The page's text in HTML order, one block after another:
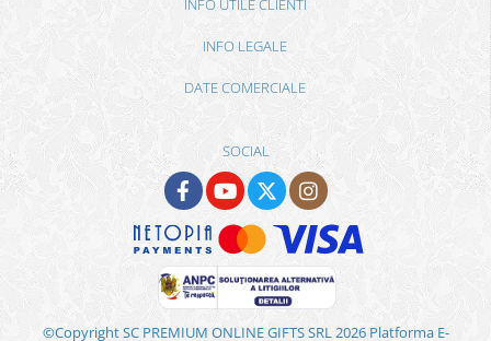
INFO UTILE CLIENTI
INFO LEGALE
DATE COMERCIALE
SOCIAL
©Copyright SC PREMIUM ONLINE GIFTS SRL 2026 Platforma E-